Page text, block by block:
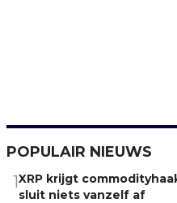
POPULAIR NIEUWS
1XRP krijgt
sluit niets vanzelf af